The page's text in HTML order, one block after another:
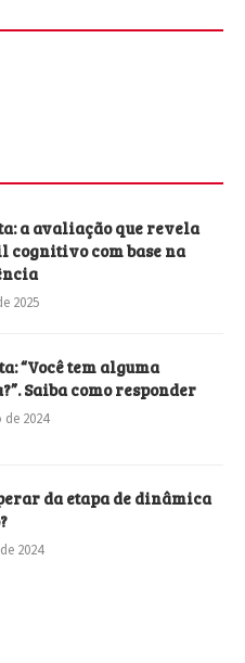
a avaliação que revela
cognitivo com base na
2025
“Você tem alguma
Saiba como responder
2024
da etapa de dinâmica
2024